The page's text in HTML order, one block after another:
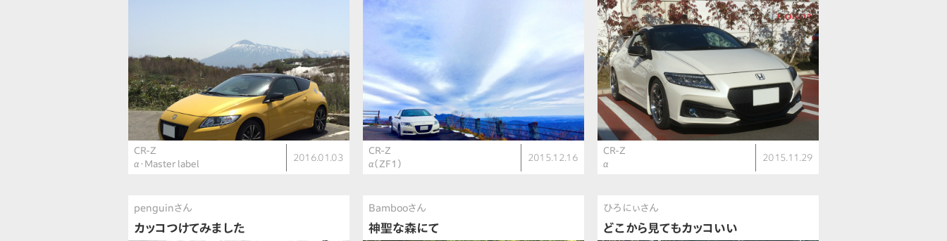
CR-Z
α・Master label
2016.01.03
CR-Z
α（ZF1）
2015.12.16
CR-Z
α
2015.11.29
penguinさん
カッコつけてみました
Bambooさん
神聖な森にて
ひろにぃさん
どこから見てもカッコいい